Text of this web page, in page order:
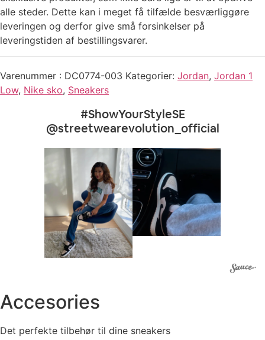
alle steder. Dette kan i meget få tilfælde besværliggøre
leveringen og derfor give små forsinkelser på
leveringstiden af bestillingsvarer.
Varenummer DC0774-003 Kategorier Jordan, Jordan 1
Low, Nike sko, Sneakers
#ShowYourStyleSE
@streetwearevolution_official
Accesories
Det perfekte tilbehør til dine sneakers